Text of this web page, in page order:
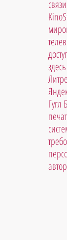
Гугл